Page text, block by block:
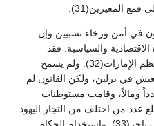
قمع المغيرين(31).
في أمن ورخاء نسبيين وإن
والسياسية. فقد
فرضت عليهم ضرائب خاصة في معظم الإمارات(32). ولم يسمح
في برلين، ولكن القانون لم
عدداً ومالاً، وقامت مستوطنات
عدد من اختلف من التجار اليهود